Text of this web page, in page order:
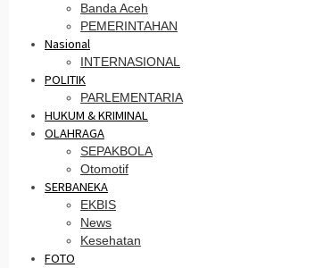
Banda Aceh
PEMERINTAHAN
Nasional
INTERNASIONAL
POLITIK
PARLEMENTARIA
HUKUM & KRIMINAL
OLAHRAGA
SEPAKBOLA
Otomotif
SERBANEKA
EKBIS
News
Kesehatan
FOTO